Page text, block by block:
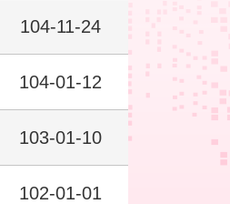
104-11-24
104-01-12
103-01-10
102-01-01